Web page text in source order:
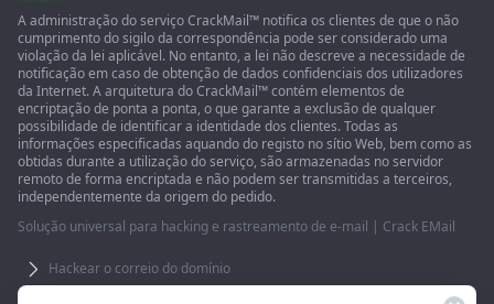
A administração do serviço CrackMail™ notifica os clientes de que o não
cumprimento do sigilo da correspondência pode ser considerado uma
violação da lei aplicável. No entanto, a lei não descreve a necessidade de
notificação em caso de obtenção de dados confidenciais dos utilizadores
da Internet. A arquitetura do CrackMail™ contém elementos de
encriptação de ponta a ponta, o que garante a exclusão de qualquer
possibilidade de identificar a identidade dos clientes. Todas as
informações especificadas aquando do registo no sítio Web, bem como as
obtidas durante a utilização do serviço, são armazenadas no servidor
remoto de forma encriptada e não podem ser transmitidas a terceiros,
independentemente da origem do pedido.
Solução universal para hacking e rastreamento de e-mail | Crack EMail
Hackear o correio do domínio